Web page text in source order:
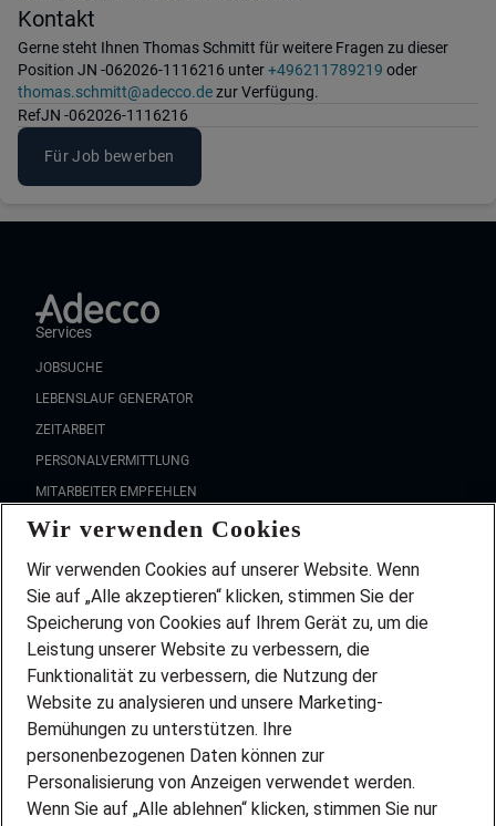
Kontakt
Gerne steht Ihnen Thomas Schmitt für weitere Fragen zu dieser
Position JN -062026-1116216 unter+496211789219 oder
thomas.schmitt@adecco.dezur Verfügung.
RefJN -062026-1116216
Für Job bewerben
Services
JOBSUCHE
LEBENSLAUF GENERATOR
ZEITARBEIT
PERSONALVERMITTLUNG
MITARBEITER EMPFEHLEN
FAQ
Wir stellen ein!
DEINE BERUFSGRUPPE
DEINE LEBENSSITUATION
PARTNERSHIP WITH AIRBUS
INITIATIV BEWERBEN
ÜBER UNS
STANDORTE
BLOG
Wir verwenden Cookies
Wir verwenden Cookies auf unserer Website. Wenn
Sie auf „Alle akzeptieren“ klicken, stimmen Sie der
Speicherung von Cookies auf Ihrem Gerät zu, um die
Leistung unserer Website zu verbessern, die
Funktionalität zu verbessern, die Nutzung der
Website zu analysieren und unsere Marketing-
Bemühungen zu unterstützen. Ihre
personenbezogenen Daten können zur
Personalisierung von Anzeigen verwendet werden.
Wenn Sie auf „Alle ablehnen“ klicken, stimmen Sie nur